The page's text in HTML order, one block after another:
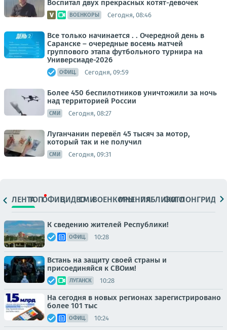
Воспитал двух прекрасных котят-девочек
ВОЕНКОРЫ Сегодня, 08:46
Все только начинается . . Очередной день в
Саранске – очередные восемь матчей
группового этапа футбольного турнира на
Универсиаде-2026
ОФИЦ. Сегодня, 09:59
Более 450 беспилотников уничтожили за ночь
над территорией России
СМИ Сегодня, 08:27
Луганчанин перевёл 45 тысяч за мотор,
который так и не получил
СМИ Сегодня, 09:31
ЛЕНТАТОПОФИЦ.ВИДЕОСМИВОЕНКОРЫМНЕНИЯПАБЛИКИ
ФОТОЛОНГРИДЫ
К сведению жителей Республики!
ОФИЦ. 10:28
Встань на защиту своей страны и
присоединяйся к СВОим!
ЛУГАНСК 10:28
На сегодня в новых регионах зарегистрировано
более 101 тыс
ОФИЦ. 10:24